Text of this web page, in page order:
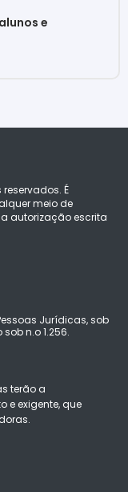
e
É
meio de
autorização escrita
Jurídicas, sob
n.o 1.256.
terão a
e exigente, que